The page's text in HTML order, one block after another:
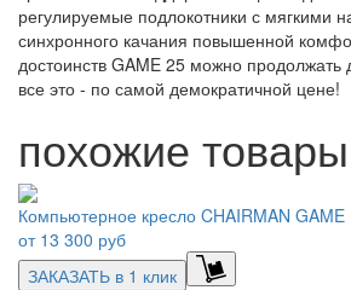
регулируемые подлокотники с мягкими
синхронного качания повышенной
достоинств GAME 25 можно продолжать
все это - по самой демократичной цене!
похожие товары
Компьютерное кресло CHAIRMAN GAME
от13 300 руб
ЗАКАЗАТЬ в 1 клик